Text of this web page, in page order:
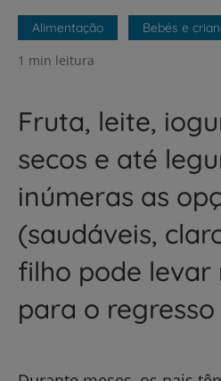
Alimentação Bebés e
1 min leitura
Fruta, leite,
secos e até
inúmeras as
(saudáveis,
filho pode levar
para o regresso